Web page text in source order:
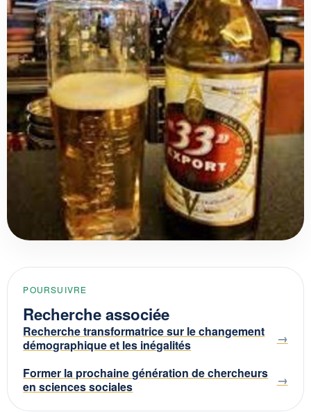
POURSUIVRE
Recherche associée
Recherche transformatrice sur le changement
démographique et les inégalités
Former la prochaine génération de chercheurs
en sciences sociales